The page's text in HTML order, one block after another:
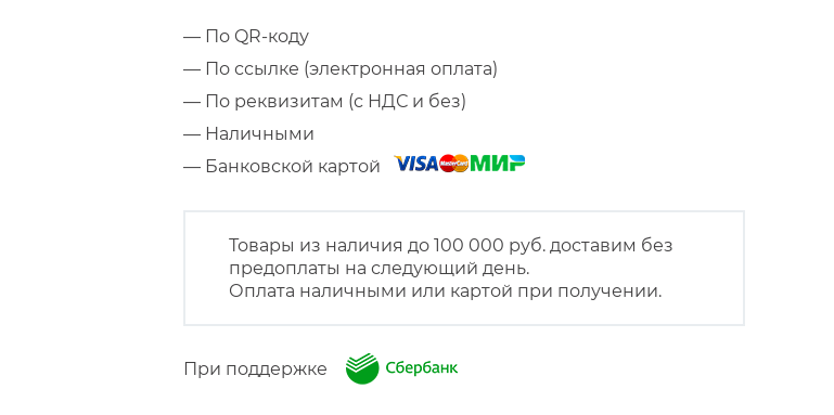
— По QR-коду
— По ссылке (электронная оплата)
— По реквизитам (с НДС и без)
— Наличными
— Банковской картой
Товары из наличия до 100 000 руб. доставим без
предоплаты на следующий день.
Оплата наличными или картой при получении.
При поддержке